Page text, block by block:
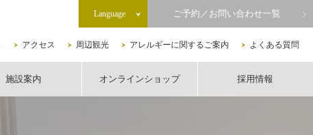
アクセス 周辺観光 アレルギーに関するご案内 よくある質問
施設案内 オンラインショップ 採用情報
Language ご予約／お問い合わせ一覧